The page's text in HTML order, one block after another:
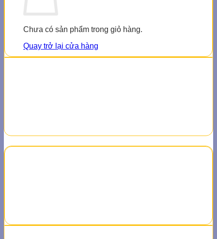
Chưa có sản phẩm trong giỏ hàng.
Quay trở lại cửa hàng